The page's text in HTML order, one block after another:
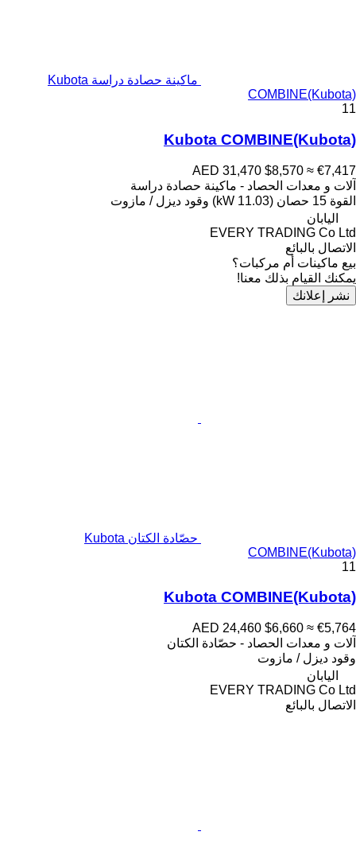
ماكينة حصادة دراسة Kubota
COMBINE(Kubota)
11
Kubota COMBINE(Kubota)
AED 31,470 $8,570 ≈ €7,417
آلات و معدات الحصاد - ماكينة حصادة دراسة
القوة 15 حصان (11.03 kW) وقود ديزل / مازوت
اليابان
EVERY TRADING Co Ltd
الاتصال بالبائع
بيع ماكينات أم مركبات؟
يمكنك القيام بذلك معنا!
نشر إعلانك
حصّادة الكتان Kubota
COMBINE(Kubota)
11
Kubota COMBINE(Kubota)
AED 24,460 $6,660 ≈ €5,764
آلات و معدات الحصاد - حصّادة الكتان
وقود ديزل / مازوت
اليابان
EVERY TRADING Co Ltd
الاتصال بالبائع